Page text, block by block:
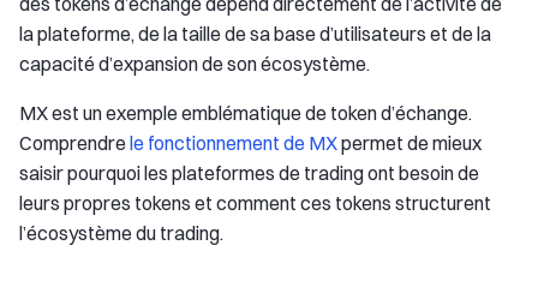
la plateforme, de la taille de sa base d’utilisateurs et de la
capacité d’expansion de son écosystème.
MX est un exemple emblématique de token d’échange.
Comprendrele fonctionnement de MXpermet de mieux
saisir pourquoi les plateformes de trading ont besoin de
leurs propres tokens et comment ces tokens structurent
l’écosystème du trading.